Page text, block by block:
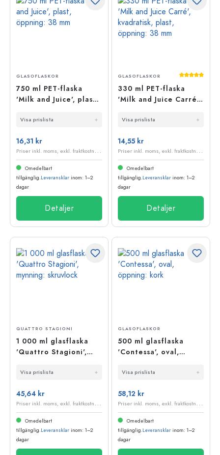
GLASOFLASKOR
750 ml PET-flaska
'Milk and Juice', plast,
Visa prislista
16,31 kr
P
riser inkl. moms, exkl. fraktkostnader
Omedelbart
tillgänglig.Leveransklar inom: 1–2
dagar
Detaljer
GLASOFLASKOR
330 ml PET-flaska
'Milk and Juice Carré',
öppning: 38 mm
Visa prislista
14,55 kr
P
riser inkl. moms, exkl. fraktkostnader
Omedelbart
tillgänglig.Leveransklar inom: 1–2
dagar
Detaljer
QUATTRO STAGIONI
1 000 ml glasflaska
'Quattro Stagioni',
Visa prislista
45,64 kr
P
riser inkl. moms, exkl. fraktkostnader
Omedelbart
tillgänglig.Leveransklar inom: 1–2
dagar
GLASOFLASKOR
500 ml glasflaska
'Contessa', oval,
Visa prislista
58,12 kr
P
riser inkl. moms, exkl. fraktkostnader
Omedelbart
tillgänglig.Leveransklar inom: 1–2
dagar